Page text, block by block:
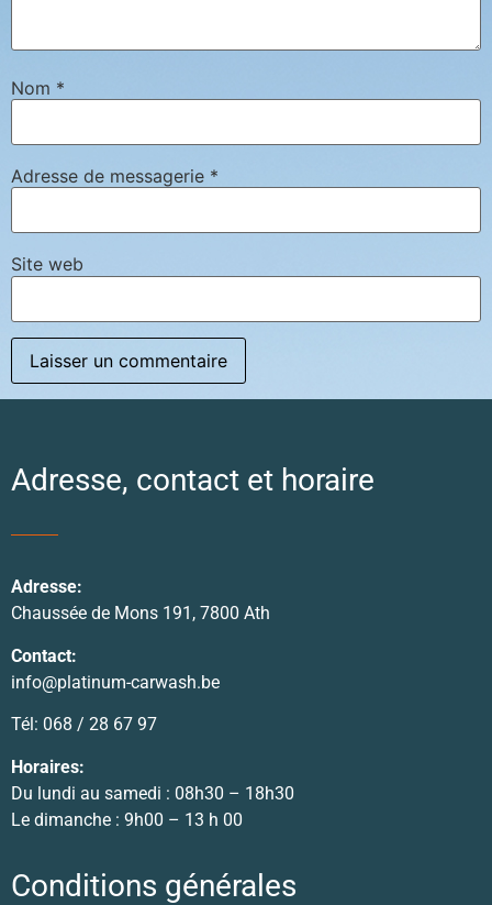
Nom *
Adresse de messagerie *
Site web
Adresse, contact et horaire
Adresse:
Chaussée de Mons 191, 7800 Ath
Contact:
info@platinum-carwash.be
Tél: 068 / 28 67 97
Horaires:
Du lundi au samedi : 08h30 – 18h30
Le dimanche : 9h00 – 13 h 00
Conditions générales